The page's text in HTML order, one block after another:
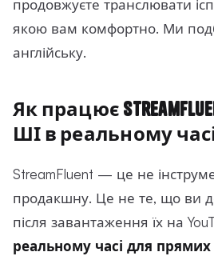
продовжуєте транслювати
якою вам комфортно. Ми
англійську.
Як працює
ШІ в реальному
StreamFluent — це не
продакшну. Це не те, що ви
після завантаження їх на
реальному часі для прямих